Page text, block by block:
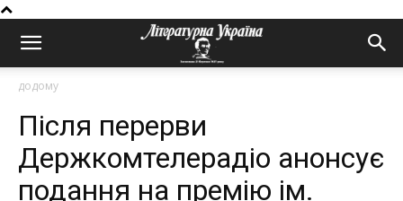
додому
Після перерви
Держкомтелерадіо анонсує
подання на премію ім.